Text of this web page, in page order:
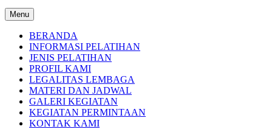
Menu
BERANDA
INFORMASI PELATIHAN
JENIS PELATIHAN
PROFIL KAMI
LEGALITAS LEMBAGA
MATERI DAN JADWAL
GALERI KEGIATAN
KEGIATAN PERMINTAAN
KONTAK KAMI